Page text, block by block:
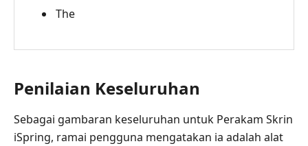
The
Penilaian Keseluruhan
Sebagai gambaran keseluruhan untuk Perakam Skrin
iSpring, ramai pengguna mengatakan ia adalah alat